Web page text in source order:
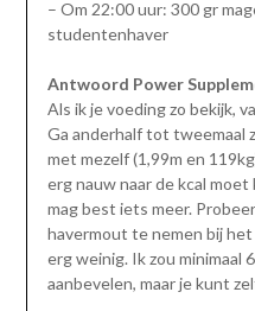
– Om 22:00 uur: 300 gr
studentenhaver
Antwoord Power
Als ik je voeding zo bekijk,
Ga anderhalf tot tweemaal
met mezelf (1,99m en
erg nauw naar de kcal
mag best iets meer.
havermout te nemen bij
erg weinig. Ik zou minimaal
aanbevelen, maar je kunt